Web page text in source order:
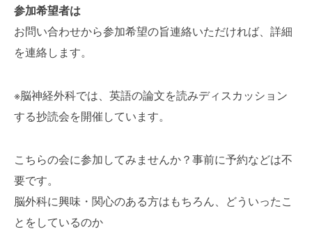
参加希望者は
お問い合わせから参加希望の旨連絡いただければ、詳細
を連絡します。
※脳神経外科では、英語の論文を読みディスカッション
する抄読会を開催しています。
こちらの会に参加してみませんか？事前に予約などは不
要です。
脳外科に興味・関心のある方はもちろん、どういったこ
とをしているのか